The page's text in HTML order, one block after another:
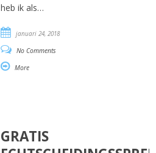
heb ik als…
januari 24, 2018
No Comments
More
GRATIS